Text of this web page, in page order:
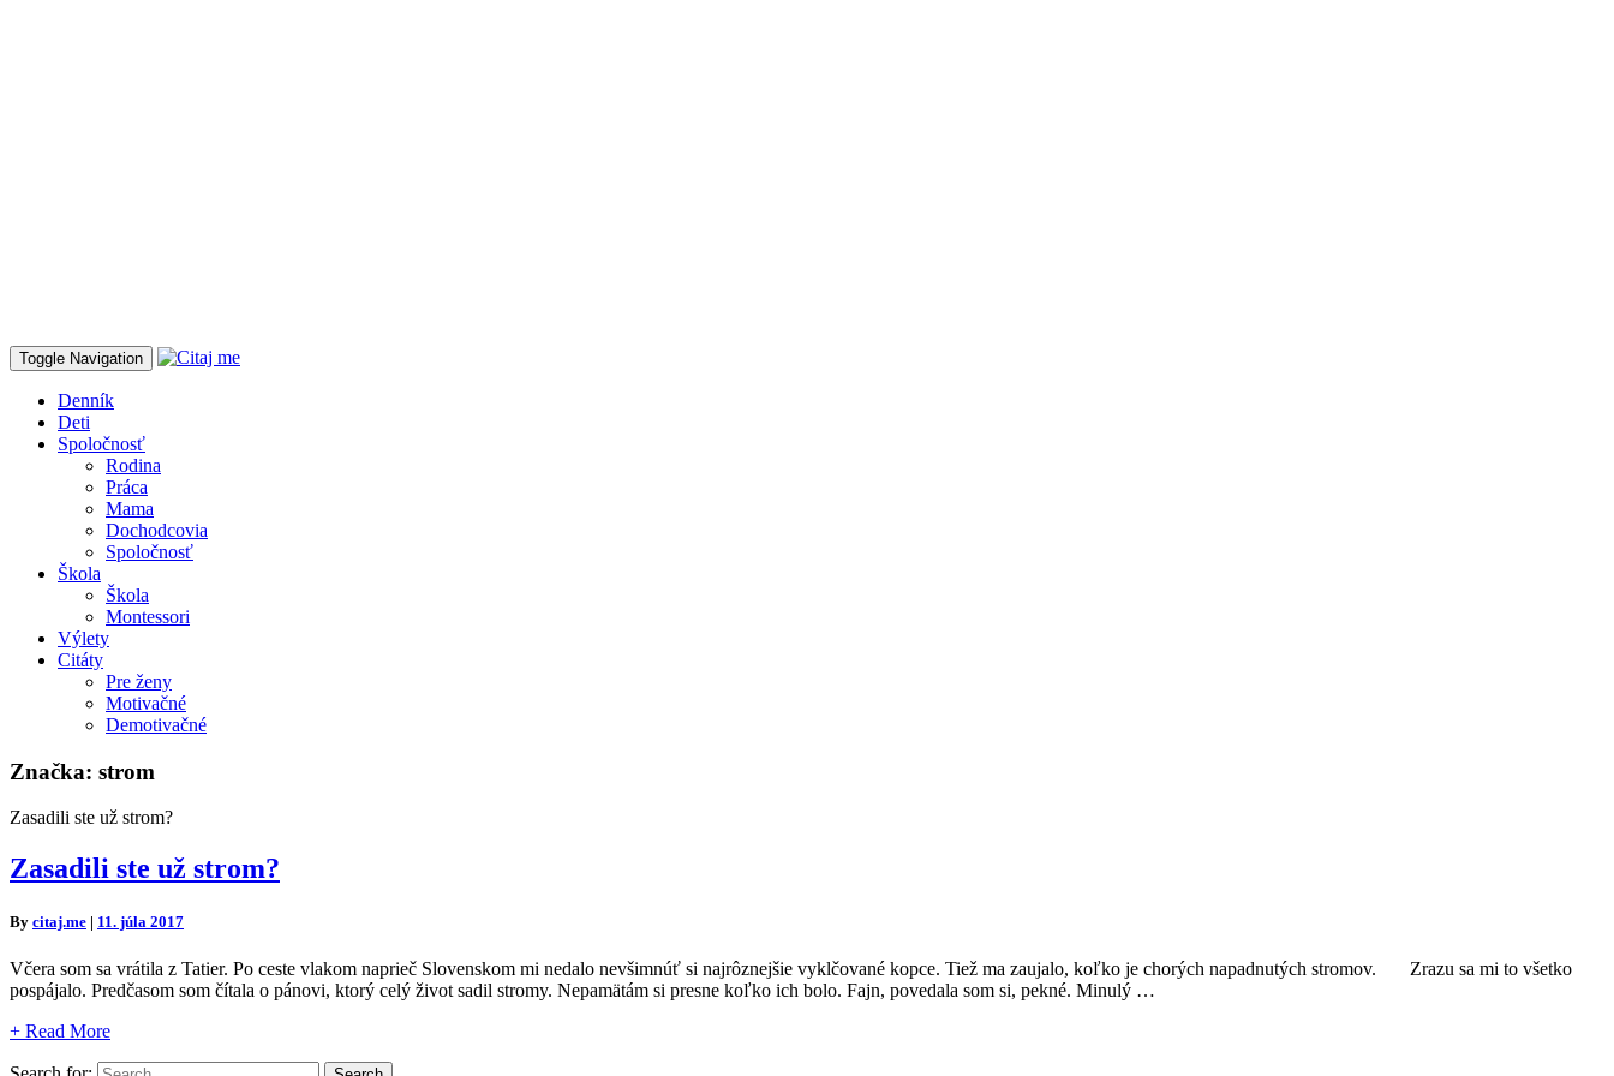
Toggle Navigation
Denník
Deti
Spoločnosť
Rodina
Práca
Mama
Dochodcovia
Spoločnosť
Škola
Škola
Montessori
Výlety
Citáty
Pre ženy
Motivačné
Demotivačné
Značka: strom
Zasadili ste už strom?
Zasadili ste už strom?
By citaj.me | 11. júla 2017
Včera som sa vrátila z Tatier. Po ceste vlakom naprieč Slovenskom mi nedalo nevšimnúť si najrôznejšie vyklčované kopce. Tiež ma zaujalo, koľko je chorých napadnutých stromov. Zrazu sa mi to všetko
pospájalo. Predčasom som čítala o pánovi, ktorý celý život sadil stromy. Nepamätám si presne koľko ich bolo. Fajn, povedala som si, pekné. Minulý …
+ Read More